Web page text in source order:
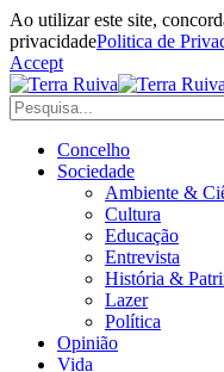
Ao utilizar este site,
privacidadePolitica de
Accept
Concelho
Sociedade
Ambiente &
Cultura
Educação
Entrevista
História &
Lazer
Política
Opinião
Vida